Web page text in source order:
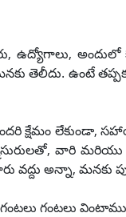
ఉద్యోగాలు,
తెలీదు. ఉంటే
క్షేమం
వారి మరియు
అన్నా, మనకు
గంటలు గంటలు